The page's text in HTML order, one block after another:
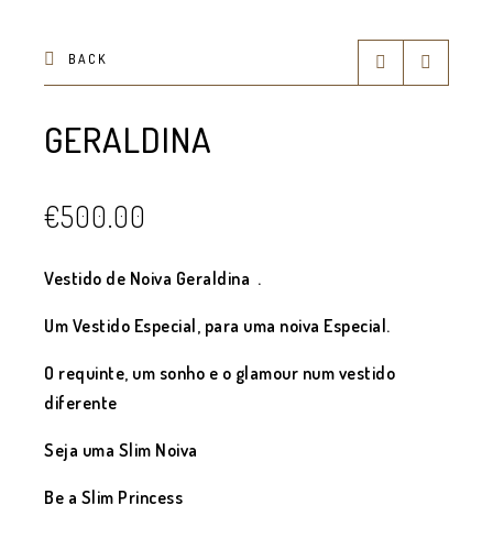
BACK
GERALDINA
€500.00
Vestido de Noiva Geraldina .
Um Vestido Especial, para uma noiva Especial.
O requinte, um sonho e o glamour num vestido
diferente
Seja uma Slim Noiva
Be a Slim Princess